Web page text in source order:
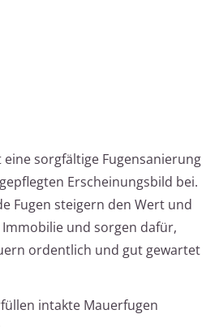
sorgfältige Fugensanierung
Erscheinungsbild bei.
Fugen steigern den Wert und
und sorgen dafür,
ordentlich und gut gewartet
intakte Mauerfugen